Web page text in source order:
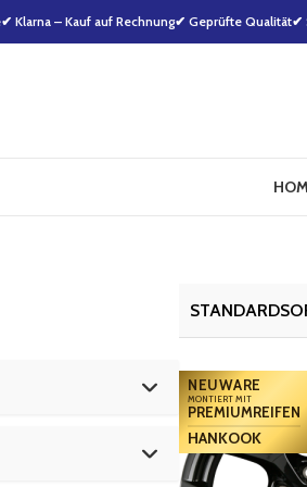
✔ Klarna – Kauf auf Rechnung✔ Geprüfte Qualität✔
NEUWARE
MONTIERT MIT
PREMIUMREIFEN
HANKOOK